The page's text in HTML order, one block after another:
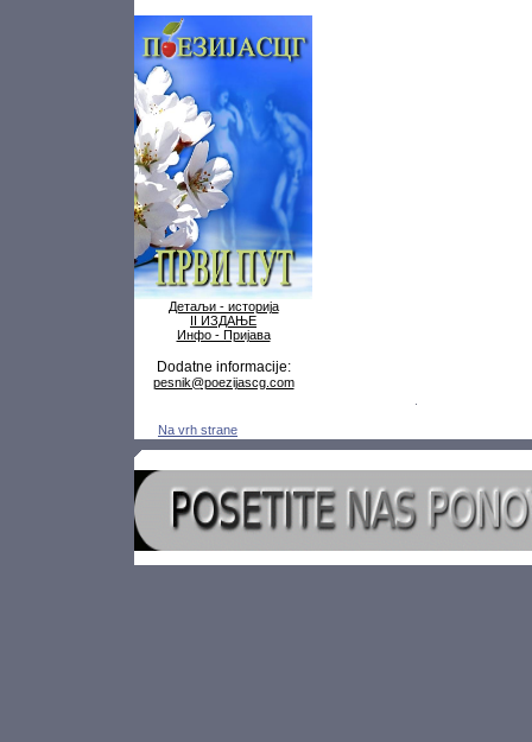
Детаљи - историја
II ИЗДАЊЕ
Инфо - Пријава
Dodatne informacije:
pesnik@poezijascg.com
Na vrh strane